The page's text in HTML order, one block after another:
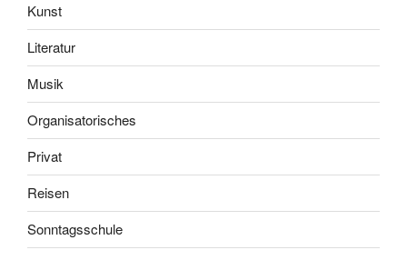
Kunst
Literatur
Musik
Organisatorisches
Privat
Reisen
Sonntagsschule